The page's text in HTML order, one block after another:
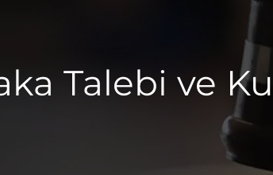
Talebi ve